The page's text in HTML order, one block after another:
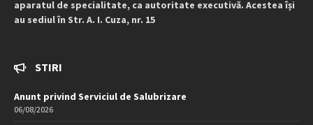
aparatul de specialitate, ca autoritate executivă. Acestea își
au sediul în Str. A. I. Cuza, nr. 15
STIRI
Anunt privind Serviciul de Salubrizare
06/08/2026